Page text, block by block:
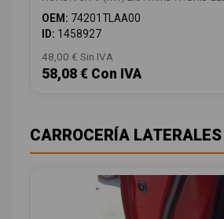
OEM: 74201TLAA00
ID: 1458927
48,00 € Sin IVA
58,08 € Con IVA
CARROCERÍA LATERALES